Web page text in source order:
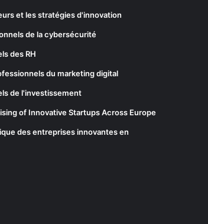
et les stratégies d'innovation
de la cybersécurité
des RH
du marketing digital
de l'investissement
of Innovative Startups Across Europe
des entreprises innovantes en